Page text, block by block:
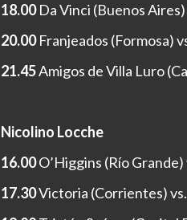
18.00Da Vinci (Buenos
20.00Franjeados (Formosa)
21.45Amigos de Villa Luro
Nicolino Locche
16.00O’Higgins (Río
17.30Victoria (Corrientes)